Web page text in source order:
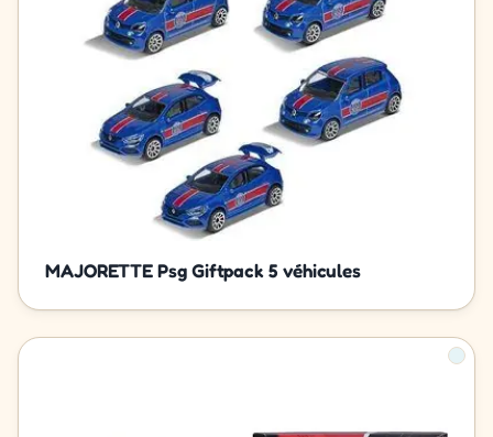
MAJORETTE Psg Giftpack 5 véhicules